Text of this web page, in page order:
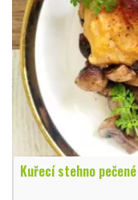
Kuřecí stehno